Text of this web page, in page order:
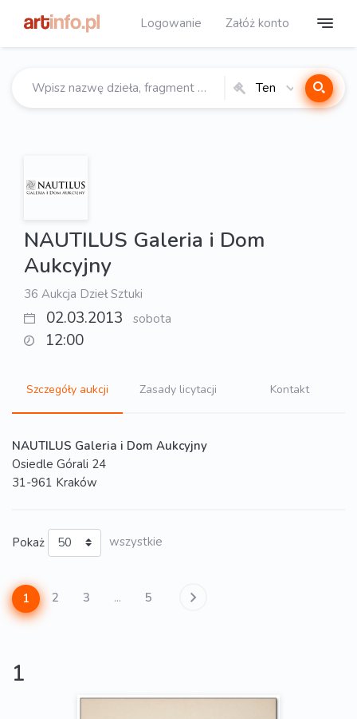
Logowanie Załóż konto
Ten
NAUTILUS Galeria i Dom
Aukcyjny
36 Aukcja Dzieł Sztuki
02.03.2013 sobota
12:00
Szczegóły aukcji Zasady licytacji Kontakt
NAUTILUS Galeria i Dom Aukcyjny
Osiedle Górali 24
31-961 Kraków
Pokaż wszystkie
1 2 3 ... 5
1